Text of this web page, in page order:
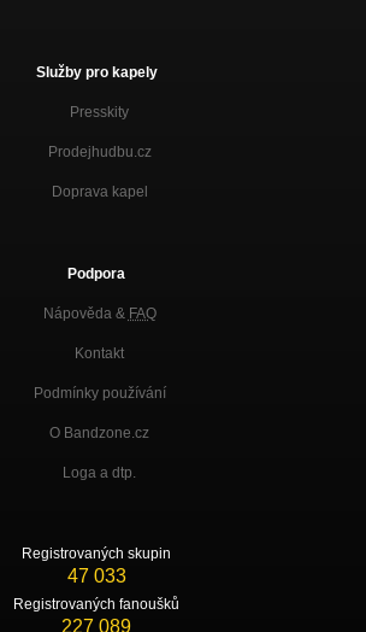
Služby pro kapely
Presskity
Prodejhudbu.cz
Doprava kapel
Podpora
Nápověda & FAQ
Kontakt
Podmínky používání
O Bandzone.cz
Loga a dtp.
Registrovaných skupin
47 033
Registrovaných fanoušků
227 089